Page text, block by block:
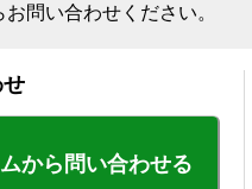
問い合わせください。
から問い合わせる